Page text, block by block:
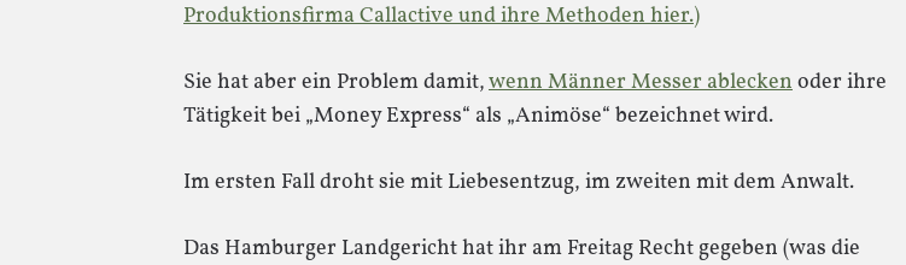
Produktionsfirma Callactive und ihre Methoden hier.)
Sie hat aber ein Problem damit,wenn Männer Messer ableckenoder ihre
Tätigkeit bei „Money Express“ als „Animöse“ bezeichnet wird.
Im ersten Fall droht sie mit Liebesentzug, im zweiten mit dem Anwalt.
Das Hamburger Landgericht hat ihr am Freitag Recht gegeben (was die